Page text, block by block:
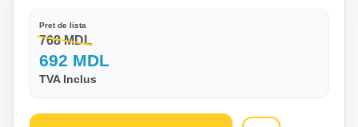
Pret de lista
768 MDL
692 MDL
TVA Inclus